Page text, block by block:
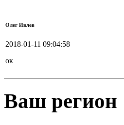
Олег Ивлев
2018-01-11 09:04:58
ок
Ваш регион